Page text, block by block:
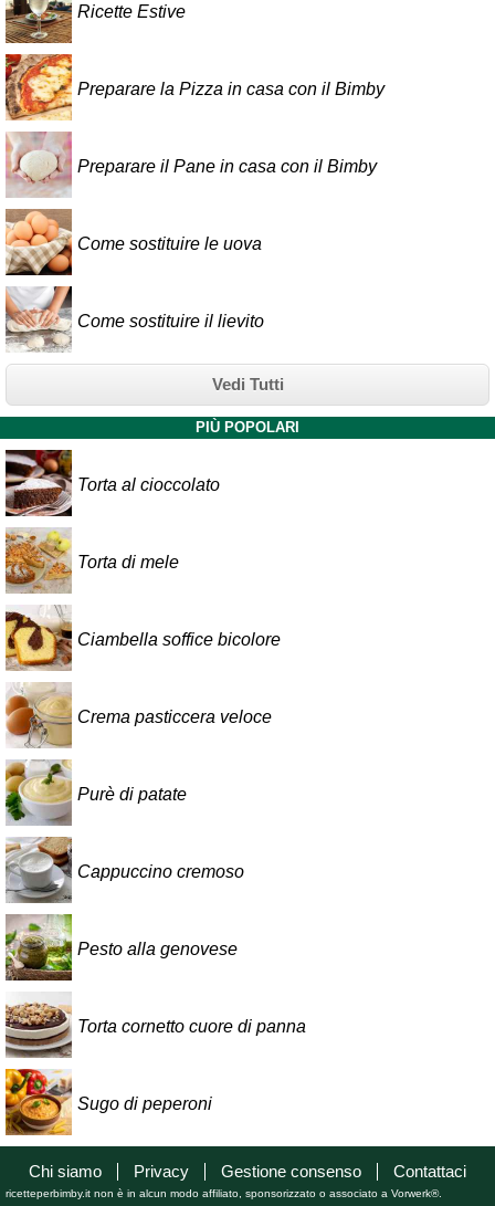
Ricette Estive
Preparare la Pizza in casa con il Bimby
Preparare il Pane in casa con il Bimby
Come sostituire le uova
Come sostituire il lievito
Vedi Tutti
PIÙ POPOLARI
Torta al cioccolato
Torta di mele
Ciambella soffice bicolore
Crema pasticcera veloce
Purè di patate
Cappuccino cremoso
Pesto alla genovese
Torta cornetto cuore di panna
Sugo di peperoni
Chi siamo Privacy Gestione consenso Contattaci
ricetteperbimby.it non è in alcun modo affiliato, sponsorizzato o associato a Vorwerk®.